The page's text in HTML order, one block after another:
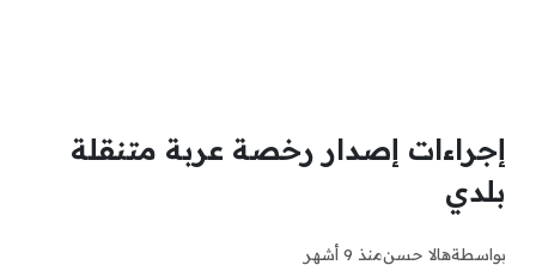
إجراءات إصدار رخصة عربة متنقلة
بلدي
بواسطةهالا حسنمنذ 9 أشهر